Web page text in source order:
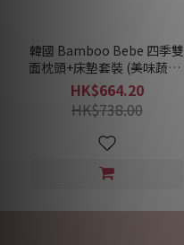
韓國 Bamboo Bebe 四季雙
面枕頭+床墊套裝 (美味蔬果)
(2色)
HK$664.20
HK$738.00